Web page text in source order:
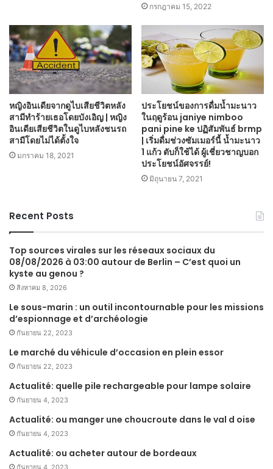
กรกฎาคม 15, 2022
หญิงอินเดียจากดูไบเสียชีวิตหลัง
สามีทำร้ายเธอโดยบังเอิญ | หญิง
อินเดียเสียชีวิตในดูไบหลังชนรถ
สามีโดยไม่ได้ตั้งใจ
มกราคม 18, 2021
ประโยชน์ของการดื่มน้ำมะนาว
ในฤดูร้อน janiye nimboo
pani pine ke ปฏิสัมพันธ์ brmp
| เริ่มดื่มช่วงซัมเมอร์นี้ น้ำมะนาว
1 แก้ว ตับก็ใช้ได้ ผู้เชี่ยวชาญบอก
ประโยชน์อัศจรรย์!
มิถุนายน 7, 2021
Recent Posts
Top sources virales sur les réseaux sociaux du
08/08/2026 à 03:00 autour de Berlin – C’est quoi un
kyste au genou ?
สิงหาคม 8, 2026
Le sous-marin : un outil incontournable pour les missions
d’espionnage et d’archéologie
กันยายน 22, 2023
Le marché du véhicule d’occasion en plein essor
กันยายน 22, 2023
Actualité: quelle pile rechargeable pour lampe solaire
กันยายน 4, 2023
Actualité: ou manger une choucroute dans le val d oise
กันยายน 4, 2023
Actualité: ou acheter autour de bordeaux
กันยายน 4, 2023